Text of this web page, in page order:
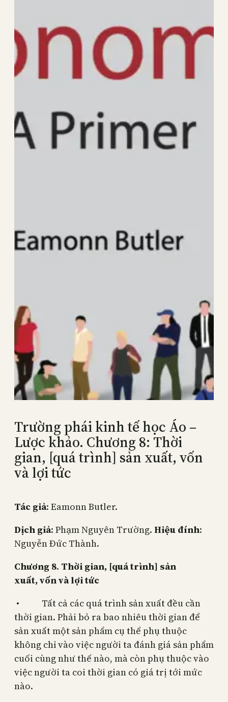
Trường phái kinh tế học Áo –
Lược khảo. Chương 8: Thời
gian, [quá trình] sản xuất, vốn
và lợi tức
Tác giả: Eamonn Butler.
Dịch giả: Phạm Nguyên Trường. Hiệu đính:
Nguyễn Đức Thành.
Chương 8. Thời gian, [quá trình] sản
xuất, vốn và lợi tức
• Tất cả các quá trình sản xuất đều cần
thời gian. Phải bỏ ra bao nhiêu thời gian để
sản xuất một sản phẩm cụ thể phụ thuộc
không chỉ vào việc người ta đánh giá sản phẩm
cuối cùng như thế nào, mà còn phụ thuộc vào
việc người ta coi thời gian có giá trị tới mức
nào.